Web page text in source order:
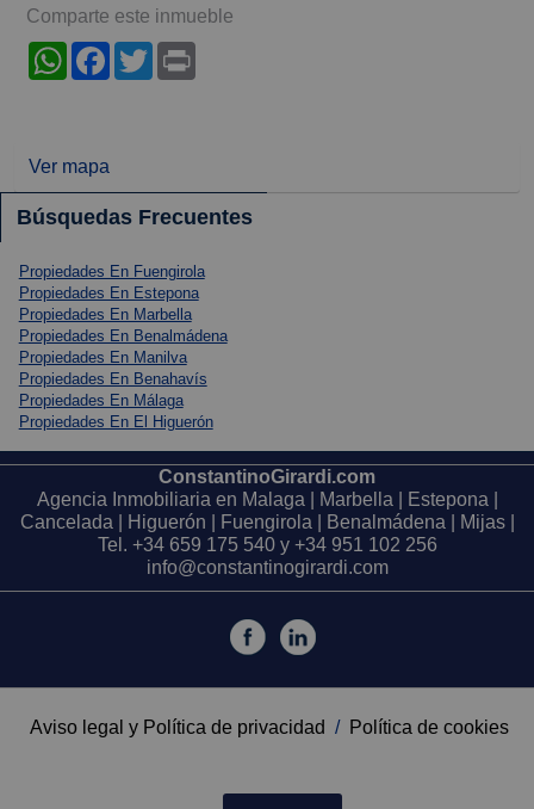
Comparte este inmueble
WhatsAppFacebook
Twitter
Ver mapa
Búsquedas Frecuentes
Propiedades En Fuengirola
Propiedades En Estepona
Propiedades En Marbella
Propiedades En Benalmádena
Propiedades En Manilva
Propiedades En Benahavís
Propiedades En Málaga
Propiedades En El Higuerón
ConstantinoGirardi.com
Agencia Inmobiliaria en Malaga | Marbella | Estepona |
Cancelada | Higuerón | Fuengirola | Benalmádena | Mijas |
Tel. +34 659 175 540y +34 951 102 256
info@constantinogirardi.com
Aviso legal y Política de privacidad / Política de cookies